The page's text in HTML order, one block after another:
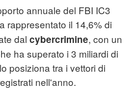
annuale del FBI IC3
rappresentato il 14,6% di
dal cybercrimine, con un
ha superato i 3 miliardi di
posiziona tra i vettori di
nell'anno.